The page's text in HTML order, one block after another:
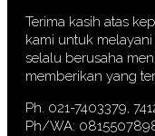
Terima kasih atas
kami untuk
selalu berusaha
memberikan yang
Ph. 021-7403379,
Ph/WA: